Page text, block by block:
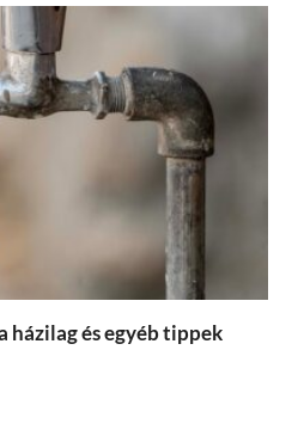
házilag és egyéb tippek